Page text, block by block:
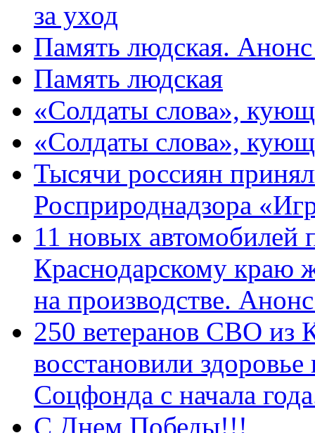
за уход
Память людская.
Память людская
«Солдаты слова»,
«Солдаты слова»,
Тысячи россиян
Росприроднадзора
11 новых автомобилей
Краснодарскому краю
на производстве.
250 ветеранов СВО из
восстановили
Соцфонда с начала
С Днем Победы!!!